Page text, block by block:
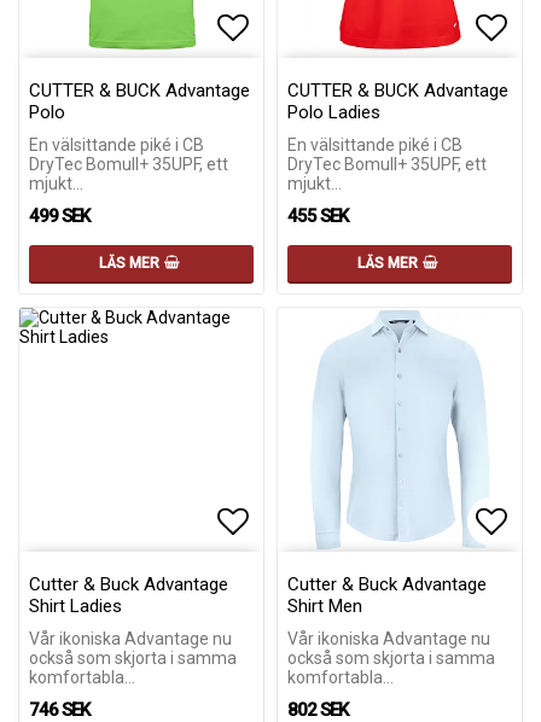
Lägg till i favoritlistan
Lägg till i favoritlistan
CUTTER & BUCK Advantage
Polo
En välsittande piké i CB
DryTec Bomull+ 35UPF, ett
mjukt…
499 SEK
LÄS MER
CUTTER & BUCK Advantage
Polo Ladies
En välsittande piké i CB
DryTec Bomull+ 35UPF, ett
mjukt…
455 SEK
LÄS MER
Lägg till i favoritlistan
Lägg till i favoritlistan
Cutter & Buck Advantage
Shirt Ladies
Vår ikoniska Advantage nu
också som skjorta i samma
komfortabla…
746 SEK
Cutter & Buck Advantage
Shirt Men
Vår ikoniska Advantage nu
också som skjorta i samma
komfortabla…
802 SEK